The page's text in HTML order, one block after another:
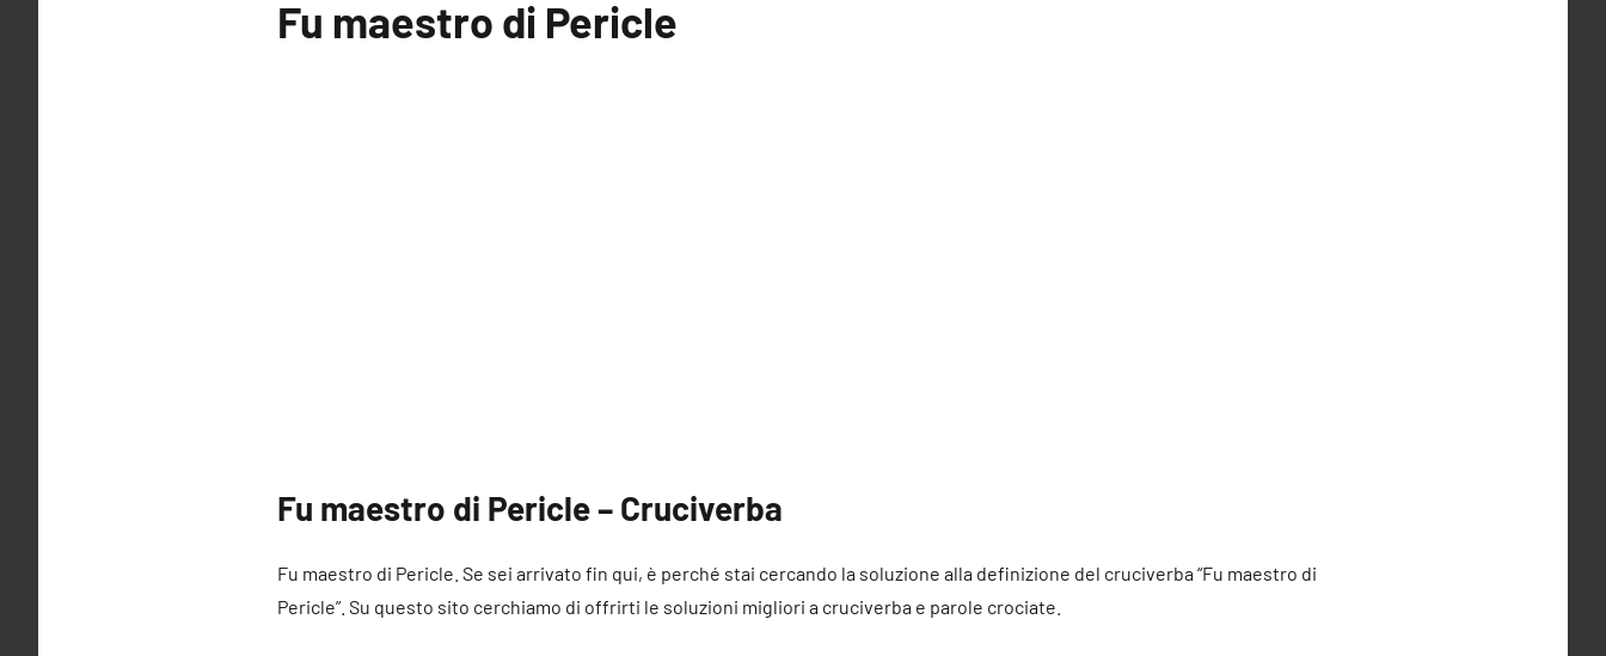
Fu maestro di Pericle
Fu maestro di Pericle – Cruciverba
Fu maestro di Pericle. Se sei arrivato fin qui, è perché stai cercando la soluzione alla definizione del cruciverba “Fu maestro di
Pericle”. Su questo sito cerchiamo di offrirti le soluzioni migliori a cruciverba e parole crociate.